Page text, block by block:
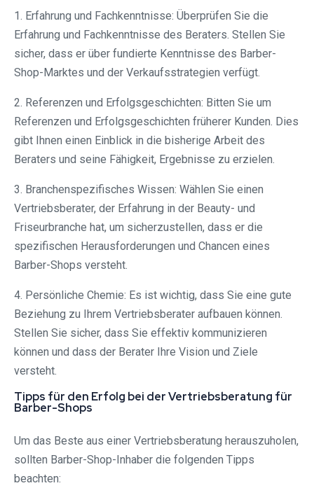
1. Erfahrung und Fachkenntnisse: Überprüfen Sie die
Erfahrung und Fachkenntnisse des Beraters. Stellen Sie
sicher, dass er über fundierte Kenntnisse des Barber-
Shop-Marktes und der Verkaufsstrategien verfügt.
2. Referenzen und Erfolgsgeschichten: Bitten Sie um
Referenzen und Erfolgsgeschichten früherer Kunden. Dies
gibt Ihnen einen Einblick in die bisherige Arbeit des
Beraters und seine Fähigkeit, Ergebnisse zu erzielen.
3. Branchenspezifisches Wissen: Wählen Sie einen
Vertriebsberater, der Erfahrung in der Beauty- und
Friseurbranche hat, um sicherzustellen, dass er die
spezifischen Herausforderungen und Chancen eines
Barber-Shops versteht.
4. Persönliche Chemie: Es ist wichtig, dass Sie eine gute
Beziehung zu Ihrem Vertriebsberater aufbauen können.
Stellen Sie sicher, dass Sie effektiv kommunizieren
können und dass der Berater Ihre Vision und Ziele
versteht.
Tipps für den Erfolg bei der Vertriebsberatung für
Barber-Shops
Um das Beste aus einer Vertriebsberatung herauszuholen,
sollten Barber-Shop-Inhaber die folgenden Tipps
beachten: